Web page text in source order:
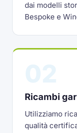
dai modelli
Bespoke e
Ricambi
Utilizziamo
qualità